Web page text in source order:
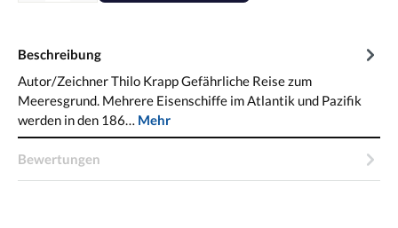
Beschreibung
Autor/Zeichner Thilo Krapp Gefährliche Reise zum
Meeresgrund. Mehrere Eisenschiffe im Atlantik und Pazifik
werden in den 186… Mehr
Bewertungen